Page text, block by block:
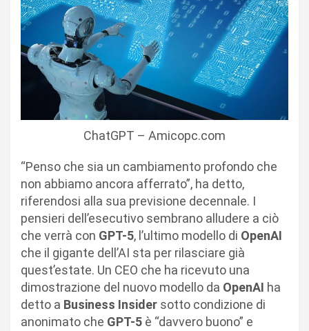
ChatGPT – Amicopc.com
“Penso che sia un cambiamento profondo che
non abbiamo ancora afferrato”, ha detto,
riferendosi alla sua previsione decennale. I
pensieri dell’esecutivo sembrano alludere a ciò
che verrà con GPT-5, l’ultimo modello di OpenAI
che il gigante dell’AI sta per rilasciare già
quest’estate. Un CEO che ha ricevuto una
dimostrazione del nuovo modello da OpenAI ha
detto a Business Insider sotto condizione di
anonimato che GPT-5 è “davvero buono” e